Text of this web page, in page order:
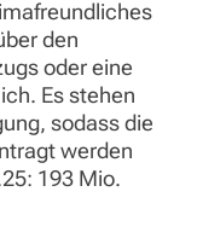
den
oder eine
Es stehen
sodass die
werden
193 Mio.